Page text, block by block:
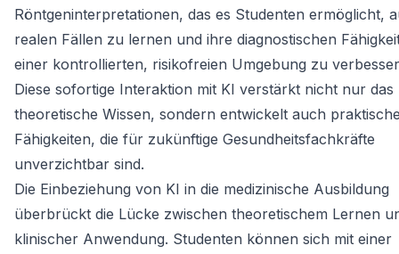
Röntgeninterpretationen, das es Studenten ermöglicht,
realen Fällen zu lernen und ihre diagnostischen
einer kontrollierten, risikofreien Umgebung zu
Diese sofortige Interaktion mit KI verstärkt nicht nur das
theoretische Wissen, sondern entwickelt auch
Fähigkeiten, die für zukünftige Gesundheitsfachkräfte
unverzichtbar sind.
Die Einbeziehung von KI in die medizinische Ausbildung
überbrückt die Lücke zwischen theoretischem Lernen
klinischer Anwendung. Studenten können sich mit einer